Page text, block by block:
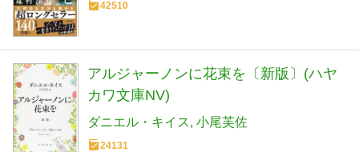
42510
アルジャーノンに花束を〔新版〕(ハヤ
カワ文庫NV)
ダニエル・キイス 小尾芙佐
24131